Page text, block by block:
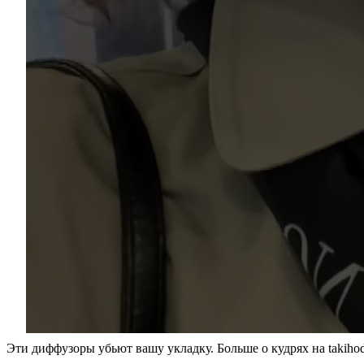
Эти диффузоры убьют вашу укладку. Больше о кудрях на